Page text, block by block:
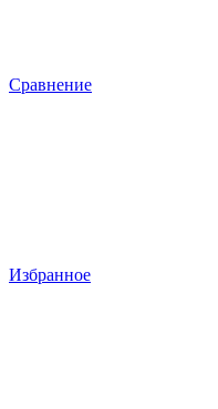
Сравнение
Избранное